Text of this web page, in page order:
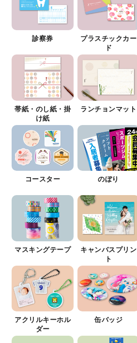
診察券
プラスチックカー
ド
帯紙・のし紙・掛
け紙
ランチョンマット
コースター のぼり
マスキングテープ
キャンバスプリン
ト
アクリルキーホル
ダー
缶バッジ